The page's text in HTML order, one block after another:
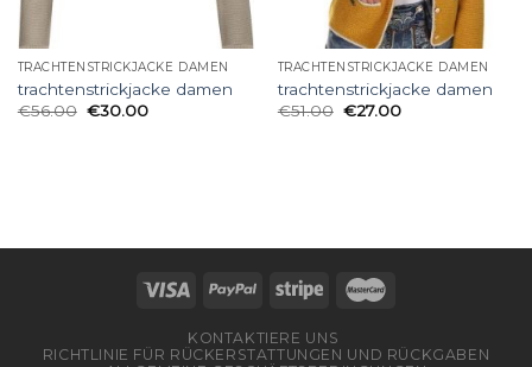
TRACHTENSTRICKJACKE DAMEN
trachtenstrickjacke damen
€56.00 €30.00
TRACHTENSTRICKJACKE DAMEN
trachtenstrickjacke damen
€51.00 €27.00
KONTAKTIERE UNS
RICHTLINIE FÜR RÜCKERSTATTUNGEN UND RÜCKGABEN